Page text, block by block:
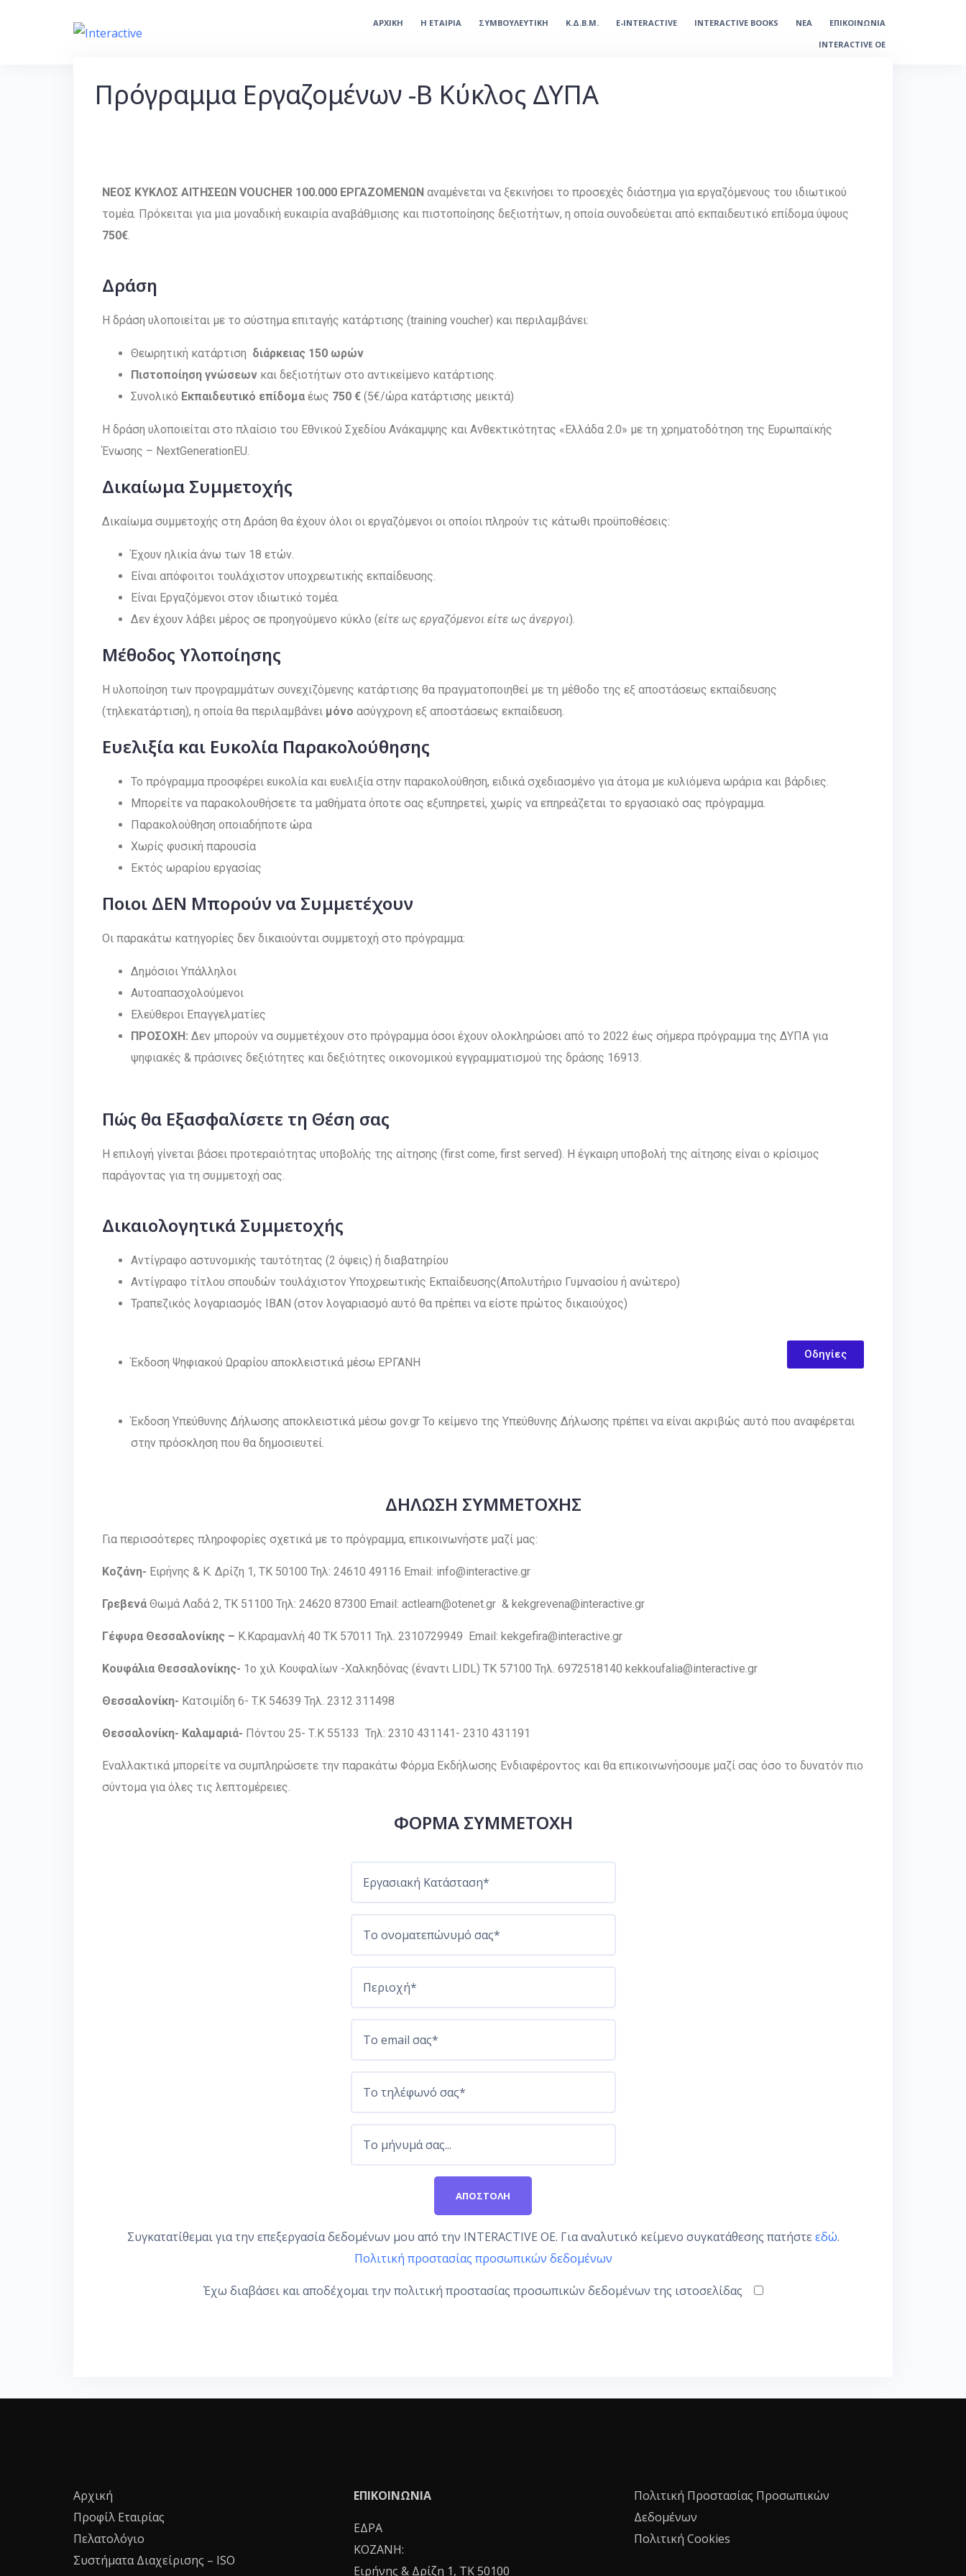
ΑΡΧΙΚΗ Η ΕΤΑΙΡΙΑ ΣΥΜΒΟΥΛΕΥΤΙΚΗ Κ.Δ.Β.Μ. E-INTERACTIVE INTERACTIVE BOOKS ΝΕΑ
ΕΠΙΚΟΙΝΩΝΙΑ
INTERACTIVE OE
Πρόγραμμα Εργαζομένων -Β Κύκλος ΔΥΠΑ
ΝΕΟΣ ΚΥΚΛΟΣ ΑΙΤΗΣΕΩΝ VOUCHER 100.000 ΕΡΓΑΖΟΜΕΝΩΝ αναμένεται να ξεκινήσει το προσεχές διάστημα για εργαζόμενους του ιδιωτικού
τομέα. Πρόκειται για μια μοναδική ευκαιρία αναβάθμισης και πιστοποίησης δεξιοτήτων, η οποία συνοδεύεται από εκπαιδευτικό επίδομα ύψους
750€.
Δράση
Η δράση υλοποιείται με το σύστημα επιταγής κατάρτισης (training voucher) και περιλαμβάνει:
Θεωρητική κατάρτιση διάρκειας 150 ωρών
Πιστοποίηση γνώσεων και δεξιοτήτων στο αντικείμενο κατάρτισης.
Συνολικό Εκπαιδευτικό επίδομα έως 750 € (5€/ώρα κατάρτισης μεικτά)
Η δράση υλοποιείται στο πλαίσιο του Εθνικού Σχεδίου Ανάκαμψης και Ανθεκτικότητας «Ελλάδα 2.0» με τη χρηματοδότηση της Ευρωπαϊκής
Ένωσης – NextGenerationEU.
Δικαίωμα Συμμετοχής
Δικαίωμα συμμετοχής στη Δράση θα έχουν όλοι οι εργαζόμενοι οι οποίοι πληρούν τις κάτωθι προϋποθέσεις:
Έχουν ηλικία άνω των 18 ετών.
Είναι απόφοιτοι τουλάχιστον υποχρεωτικής εκπαίδευσης.
Είναι Εργαζόμενοι στον ιδιωτικό τομέα.
Δεν έχουν λάβει μέρος σε προηγούμενο κύκλο (είτε ως εργαζόμενοι είτε ως άνεργοι).
Μέθοδος Υλοποίησης
Η υλοποίηση των προγραμμάτων συνεχιζόμενης κατάρτισης θα πραγματοποιηθεί με τη μέθοδο της εξ αποστάσεως εκπαίδευσης
(τηλεκατάρτιση), η οποία θα περιλαμβάνει μόνο ασύγχρονη εξ αποστάσεως εκπαίδευση.
Ευελιξία και Ευκολία Παρακολούθησης
Το πρόγραμμα προσφέρει ευκολία και ευελιξία στην παρακολούθηση, ειδικά σχεδιασμένο για άτομα με κυλιόμενα ωράρια και βάρδιες.
Μπορείτε να παρακολουθήσετε τα μαθήματα όποτε σας εξυπηρετεί, χωρίς να επηρεάζεται το εργασιακό σας πρόγραμμα.
Παρακολούθηση οποιαδήποτε ώρα
Χωρίς φυσική παρουσία
Εκτός ωραρίου εργασίας
Ποιοι ΔΕΝ Μπορούν να Συμμετέχουν
Οι παρακάτω κατηγορίες δεν δικαιούνται συμμετοχή στο πρόγραμμα:
Δημόσιοι Υπάλληλοι
Αυτοαπασχολούμενοι
Ελεύθεροι Επαγγελματίες
ΠΡΟΣΟΧΗ: Δεν μπορούν να συμμετέχουν στο πρόγραμμα όσοι έχουν ολοκληρώσει από το 2022 έως σήμερα πρόγραμμα της ΔΥΠΑ για
ψηφιακές & πράσινες δεξιότητες και δεξιότητες οικονομικού εγγραμματισμού της δράσης 16913.
Πώς θα Εξασφαλίσετε τη Θέση σας
Η επιλογή γίνεται βάσει προτεραιότητας υποβολής της αίτησης (first come, first served). Η έγκαιρη υποβολή της αίτησης είναι ο κρίσιμος
παράγοντας για τη συμμετοχή σας.
Δικαιολογητικά Συμμετοχής
Aντίγραφο αστυνομικής ταυτότητας (2 όψεις) ή διαβατηρίου
Αντίγραφο τίτλου σπουδών τουλάχιστον Υποχρεωτικής Εκπαίδευσης(Απολυτήριο Γυμνασίου ή ανώτερο)
Τραπεζικός λογαριασμός IBAN (στον λογαριασμό αυτό θα πρέπει να είστε πρώτος δικαιούχος)
Έκδοση Ψηφιακού Ωραρίου αποκλειστικά μέσω ΕΡΓΑΝΗ
Οδηγίες
Έκδοση Υπεύθυνης Δήλωσης αποκλειστικά μέσω gov.gr Το κείμενο της Υπεύθυνης Δήλωσης πρέπει να είναι ακριβώς αυτό που αναφέρεται
στην πρόσκληση που θα δημοσιευτεί.
ΔΗΛΩΣΗ ΣΥΜΜΕΤΟΧΗΣ
Για περισσότερες πληροφορίες σχετικά με το πρόγραμμα, επικοινωνήστε μαζί μας:
Κοζάνη- Ειρήνης & Κ. Δρίζη 1, ΤΚ 50100 Τηλ: 24610 49116 Email: info@interactive.gr
Γρεβενά Θωμά Λαδά 2, ΤΚ 51100 Τηλ: 24620 87300 Email: actlearn@otenet.gr & kekgrevena@interactive.gr
Γέφυρα Θεσσαλονίκης – Κ.Καραμανλή 40 ΤΚ 57011 Τηλ. 2310729949 Email: kekgefira@interactive.gr
Κουφάλια Θεσσαλονίκης- 1o χιλ Κουφαλίων -Χαλκηδόνας (έναντι LIDL) TK 57100 Τηλ. 6972518140 kekkoufalia@interactive.gr
Θεσσαλονίκη- Κατσιμίδη 6- T.K 54639 Τηλ. 2312 311498
Θεσσαλονίκη- Καλαμαριά- Πόντου 25- Τ.Κ 55133 Τηλ: 2310 431141- 2310 431191
Εναλλακτικά μπορείτε να συμπληρώσετε την παρακάτω Φόρμα Εκδήλωσης Ενδιαφέροντος και θα επικοινωνήσουμε μαζί σας όσο το δυνατόν πιο
σύντομα για όλες τις λεπτομέρειες.
ΦΟΡΜΑ ΣΥΜΜΕΤΟΧΗ
Συγκατατίθεμαι για την επεξεργασία δεδομένων μου από την INTERACTIVE OE. Για αναλυτικό κείμενο συγκατάθεσης πατήστε εδώ.
Πολιτική προστασίας προσωπικών δεδομένων
Έχω διαβάσει και αποδέχομαι την πολιτική προστασίας προσωπικών δεδομένων της ιστοσελίδας
Αρχική
Προφίλ Εταιρίας
Πελατολόγιο
Συστήματα Διαχείρισης – ISO
ΕΠΙΚΟΙΝΩΝΙΑ
ΕΔΡΑ
ΚΟΖΑΝΗ:
Ειρήνης & Δρίζη 1, ΤΚ 50100
Πολιτική Προστασίας Προσωπικών
Δεδομένων
Πολιτική Cookies